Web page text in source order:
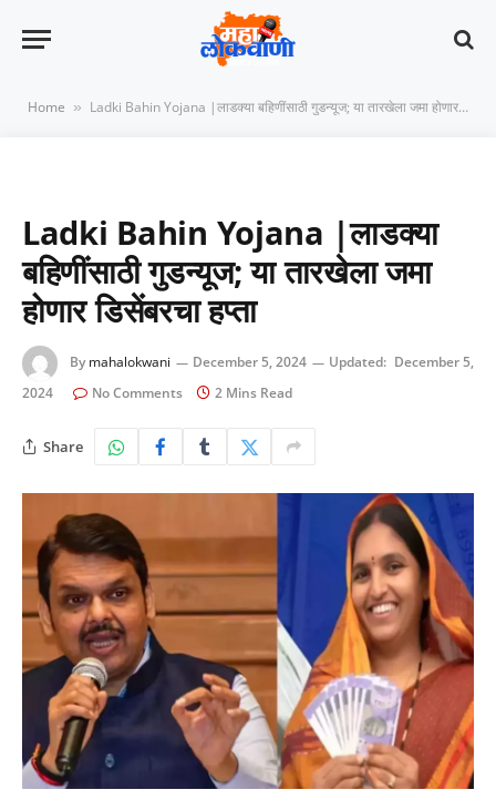
Home » Ladki Bahin Yojana |लाडक्या बहिणींसाठी गुडन्यूज; या तारखेला जमा होणार डिसेंबरचा हप्ता
Ladki Bahin Yojana |लाडक्या
बहिणींसाठी गुडन्यूज; या तारखेला जमा
होणार डिसेंबरचा हप्ता
By mahalokwani December 5, 2024 Updated: December 5,
2024
No Comments 2 Mins Read
Share